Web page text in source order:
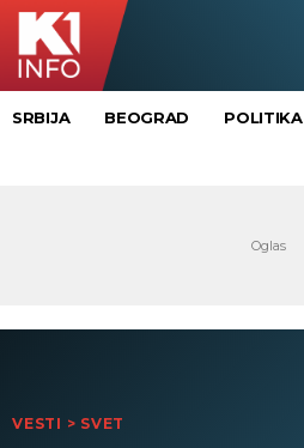
SRBIJA BEOGRAD POLITIKA
VESTI > SVET